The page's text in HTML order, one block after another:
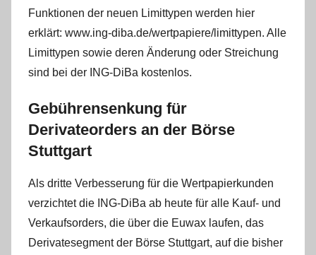
Funktionen der neuen Limittypen werden hier
erklärt: www.ing-diba.de/wertpapiere/limittypen. Alle
Limittypen sowie deren Änderung oder Streichung
sind bei der ING-DiBa kostenlos.
Gebührensenkung für
Derivateorders an der Börse
Stuttgart
Als dritte Verbesserung für die Wertpapierkunden
verzichtet die ING-DiBa ab heute für alle Kauf- und
Verkaufsorders, die über die Euwax laufen, das
Derivatesegment der Börse Stuttgart, auf die bisher